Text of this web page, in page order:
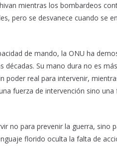
mientras los bombardeos
pero se desvanece cuando se
de mando, la ONU ha
décadas. Su mano dura no es
poder real para intervenir,
fuerza de intervención sino
no para prevenir la guerra, sino
florido oculta la falta de